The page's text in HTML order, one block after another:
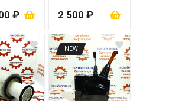
₽ 2 500 ₽
NEW